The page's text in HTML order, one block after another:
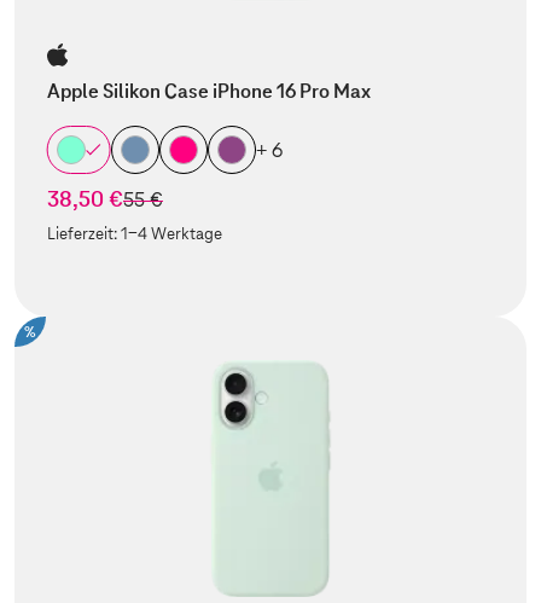
Apple Silikon Case iPhone 16 Pro Max
+ 6
38,50 €statt
55 €
Lieferzeit:1-4 Werktage
%